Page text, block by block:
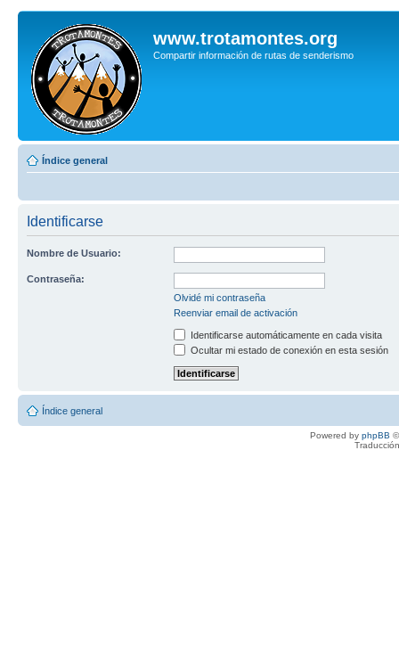
www.trotamontes.org
Compartir información de rutas de senderismo
Índice general
Identificarse
Nombre de Usuario:
Contraseña:
Olvidé mi contraseña
Reenviar email de activación
Identificarse automáticamente en cada visita
Ocultar mi estado de conexión en esta sesión
Índice general
Powered by phpBB